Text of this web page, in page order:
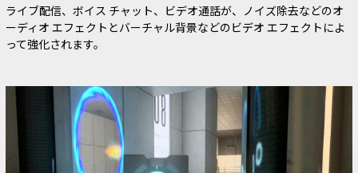
ライブ配信、ボイス チャット、ビデオ通話が、ノイズ除去などのオ
ーディオ エフェクトとバーチャル背景などのビデオ エフェクトによ
って強化されます。